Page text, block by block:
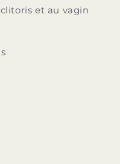
et au vagin